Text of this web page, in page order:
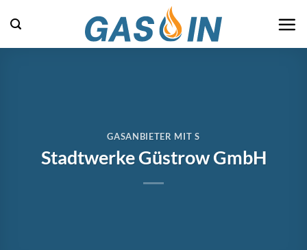
Inhalt
springen
GASANBIETER MIT S
Stadtwerke Güstrow GmbH